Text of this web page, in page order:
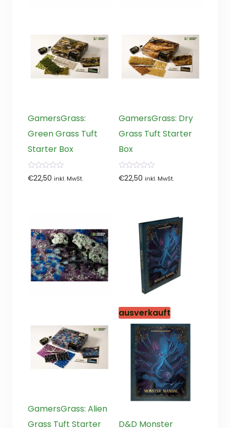
GamersGrass:
Green Grass Tuft
Starter Box
0
von
€22,50 inkl. MwSt.
GamersGrass: Dry
Grass Tuft Starter
Box
0
von
€22,50 inkl. MwSt.
GamersGrass: Alien
Grass Tuft Starter
ausverkauft
D&D Monster